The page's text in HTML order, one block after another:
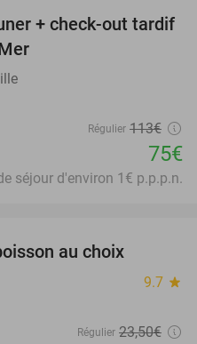
34%
+ check-out tardif
Régulier 113€
75€
séjour d'environ 1€ p.p.p.n.
au choix
9.7 star
Régulier 23,50€